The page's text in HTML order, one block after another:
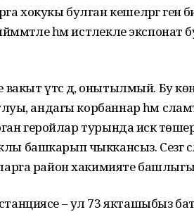
булган кешеләргә генә
һәм истәлекле экспонат
үтсә дә, онытылмый. Бу көн
андагы корбаннар һәм
геройлар турында искә
башкарып чыккансыз. Сезгә
район хакимияте
– ул 73 якташыбыз